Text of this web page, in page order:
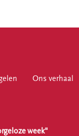
Ons verhaal
Ons verhaal
week"